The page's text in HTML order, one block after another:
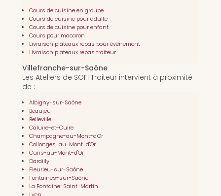
Cours de cuisine en groupe
Cours de cuisine pour adulte
Cours de cuisine pour enfant
Cours pour macaron
Livraison plateaux repas pour événement
Livraison plateaux repas traiteur
Villefranche-sur-Saône
Les Ateliers de SOFI Traiteur intervient à proximité
de :
Albigny-sur-Saône
Beaujeu
Belleville
Caluire-et-Cuire
Champagne-au-Mont-d'Or
Collonges-au-Mont-d'Or
Curis-au-Mont-d'Or
Dardilly
Fleurieu-sur-Saône
Fontaines-sur-Saône
La Fontaine-Saint-Martin